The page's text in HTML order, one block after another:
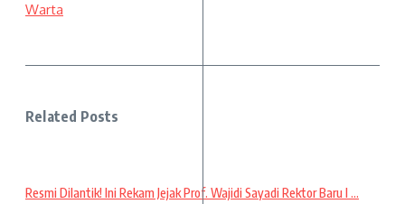
Warta
Related Posts
Resmi Dilantik! Ini Rekam Jejak Prof. Wajidi Sayadi Rektor Baru I ...